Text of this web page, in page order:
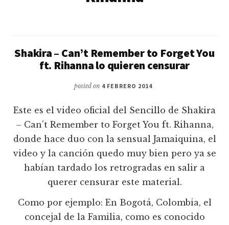
Shakira – Can’t Remember to Forget You
ft. Rihanna lo quieren censurar
posted on 4 FEBRERO 2014
Este es el video oficial del Sencillo de Shakira
– Can’t Remember to Forget You ft. Rihanna,
donde hace duo con la sensual Jamaiquina, el
video y la canción quedo muy bien pero ya se
habían tardado los retrogradas en salir a
querer censurar este material.
Como por ejemplo: En Bogotá, Colombia, el
concejal de la Familia, como es conocido